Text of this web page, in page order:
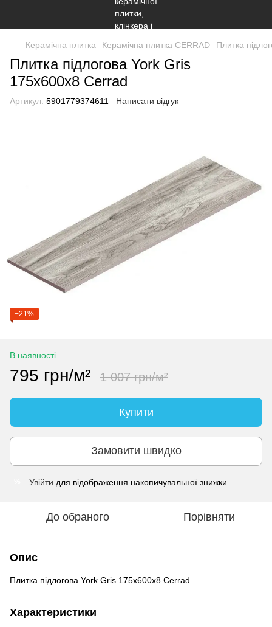
Керамічна плитка Керамічна плитка CERRAD Плитка
Плитка підлогова York Gris
175x600x8 Cerrad
Артикул: 5901779374611 Написати відгук
−21%
В наявності
795 грн/м² 1 007 грн/м²
Купити
Замовити швидко
Увійти для відображення накопичувальної знижки
До обраного Порівняти
Опис
Плитка підлогова York Gris 175x600x8 Cerrad
Характеристики